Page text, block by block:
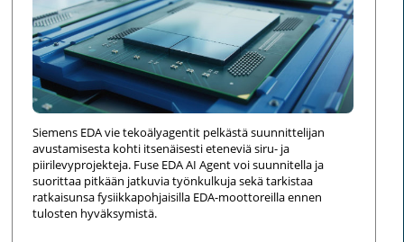
Siemens EDA vie tekoälyagentit pelkästä suunnittelijan
avustamisesta kohti itsenäisesti eteneviä siru- ja
piirilevyprojekteja. Fuse EDA AI Agent voi suunnitella ja
suorittaa pitkään jatkuvia työnkulkuja sekä tarkistaa
ratkaisunsa fysiikkapohjaisilla EDA-moottoreilla ennen
tulosten hyväksymistä.